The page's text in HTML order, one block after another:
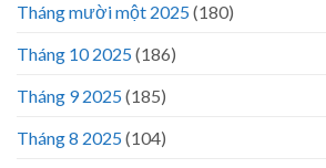
Tháng mười một 2025(180)
Tháng 10 2025(186)
Tháng 9 2025(185)
Tháng 8 2025(104)